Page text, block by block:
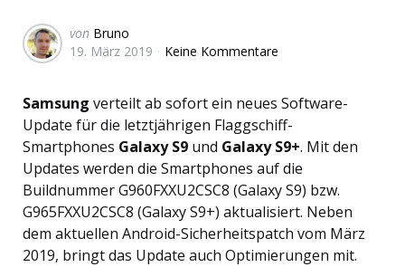
Geschrieben
von
von Bruno
19. März 2019
Keine Kommentare
Samsung verteilt ab sofort ein neues Software-
Update für die letztjährigen Flaggschiff-
Smartphones Galaxy S9 und Galaxy S9+. Mit den
Updates werden die Smartphones auf die
Buildnummer G960FXXU2CSC8 (Galaxy S9) bzw.
G965FXXU2CSC8 (Galaxy S9+) aktualisiert. Neben
dem aktuellen Android-Sicherheitspatch vom März
2019, bringt das Update auch Optimierungen mit.